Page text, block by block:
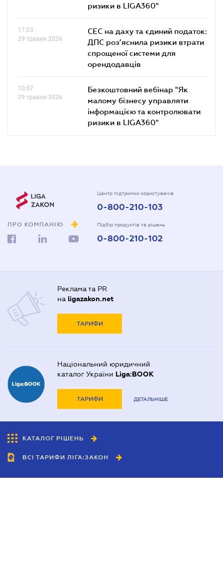
ризики в LIGA360"
17.03
29 травня 2026
СЕС на даху та єдиний податок:
ДПС роз’яснила ризики втрати
спрощеної системи для
орендодавців
10.07
29 травня 2026
Безкоштовний вебінар "Як
малому бізнесу управляти
інформацією та контролювати
ризики в LIGA360"
ПРО КОМПАНІЮ
Центр підтримки користувачів
0-800-210-103
Підбір продуктів та рішень
0-800-210-102
Реклама та PR
на ligazakon.net
ТАРИФИ
Національний юридичний
каталог України Liga:BOOK
ТАРИФИ ДЕТАЛЬНІШЕ
КАТАЛОГ РІШЕНЬ
ВСІ ТАРИФИ ЛІГА:ЗАКОН